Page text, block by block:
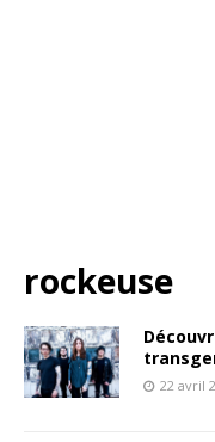
rockeuse
22 avril